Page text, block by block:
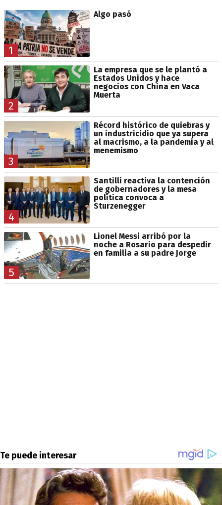
1
Algo pasó
2
La empresa que se le plantó a
Estados Unidos y hace
negocios con China en Vaca
Muerta
3
Récord histórico de quiebras y
un industricidio que ya supera
al macrismo, a la pandemia y al
menemismo
4
Santilli reactiva la contención
de gobernadores y la mesa
política convoca a
Sturzenegger
5
Lionel Messi arribó por la
noche a Rosario para despedir
en familia a su padre Jorge